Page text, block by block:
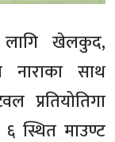
खेलकुद,
नाराका साथ
प्रतियोतिगा
स्थित माउण्ट